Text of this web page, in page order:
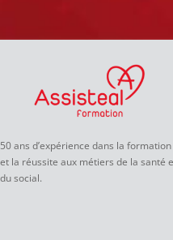
50 ans d’expérience dans la formation
et la réussite aux métiers de la santé
du social.